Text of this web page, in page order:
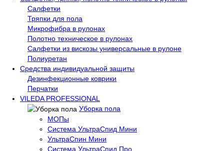
Салфетки
Тряпки для пола
Микрофибра в рулонах
Полотно техническое в рулонах
Салфетки из вискозы универсальные в рулоне
Полиуретан
Средства индивидуальной защиты
Дезинфекционные коврики
Перчатки
VILEDA PROFESSIONAL
Уборка пола
МОПы
Система УльтраСпид Мини
УльтраСпин Мини
Система УльтраСпид Про